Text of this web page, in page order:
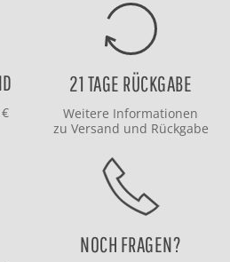
21 TAGE RÜCKGABE
Weitere Informationen
zu Versand und Rückgabe
NOCH FRAGEN?